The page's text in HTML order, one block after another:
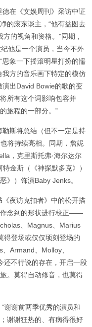
在《文娱周刊》采访中证
的滚东谈主，“他有益图去
的视角和资格。”同期，
他是一个演员，当今不外
象一下摇滚明星打扮的懦
我方的音乐画下特定的模仿
演出David Bowie的歌的变
所有这个词影响包容并
旅程的一部分。”
斯将总结（但不一定是持
将持续亮相。同期，詹妮
，克里斯托弗·海尔达尔
金斯（《神探默多克》）
》）饰演Baby Jenks。
夜访克扣者》中的松开描
作念到的形状进行校正——
、Magnus、Marius
得登场或仅仅顷刻登场的
Armand、Molloy、
还不行说的存在，开启一段
。莫得自动修音，也莫得
谢前两季优秀的演员和
谢谢狂热的、有病得很好